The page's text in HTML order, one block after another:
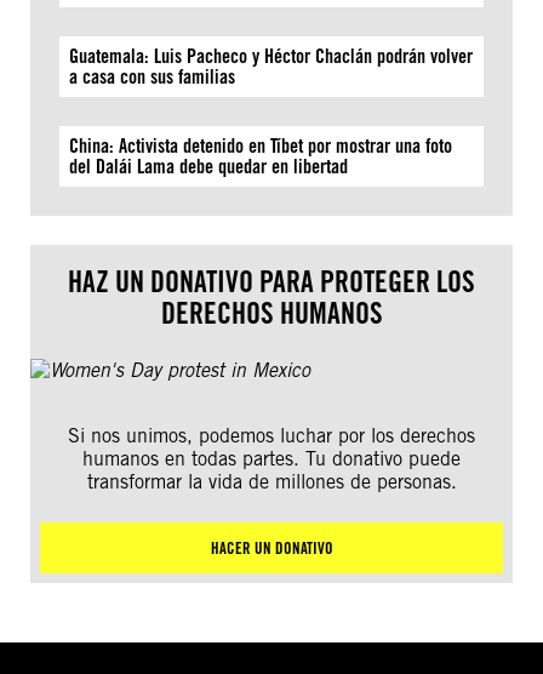
Guatemala: Luis Pacheco y Héctor Chaclán podrán volver
a casa con sus familias
China: Activista detenido en Tíbet por mostrar una foto
del Dalái Lama debe quedar en libertad
HAZ UN DONATIVO PARA PROTEGER LOS
DERECHOS HUMANOS
Si nos unimos, podemos luchar por los derechos
humanos en todas partes. Tu donativo puede
transformar la vida de millones de personas.
HACER UN DONATIVO